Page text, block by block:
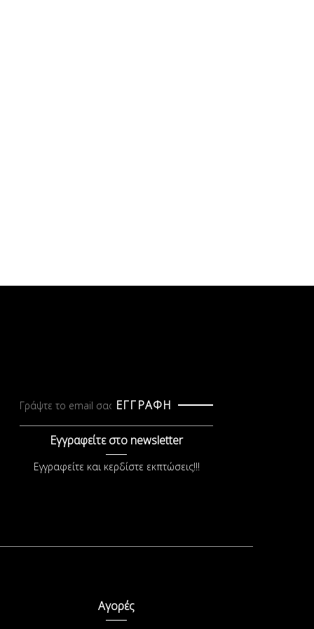
ΕΓΓΡΑΦΗ
Εγγραφείτε στο newsletter
Εγγραφείτε και κερδίστε εκπτώσεις!!!
Αγορές